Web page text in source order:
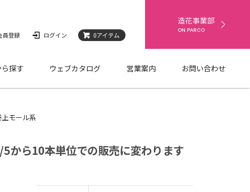
造花事業部
ON PARCO
員登録 ログイン 0アイテム
探す ウェブカタログ 営業案内 お問い合わせ
モール系
ら10本単位での販売に変わります